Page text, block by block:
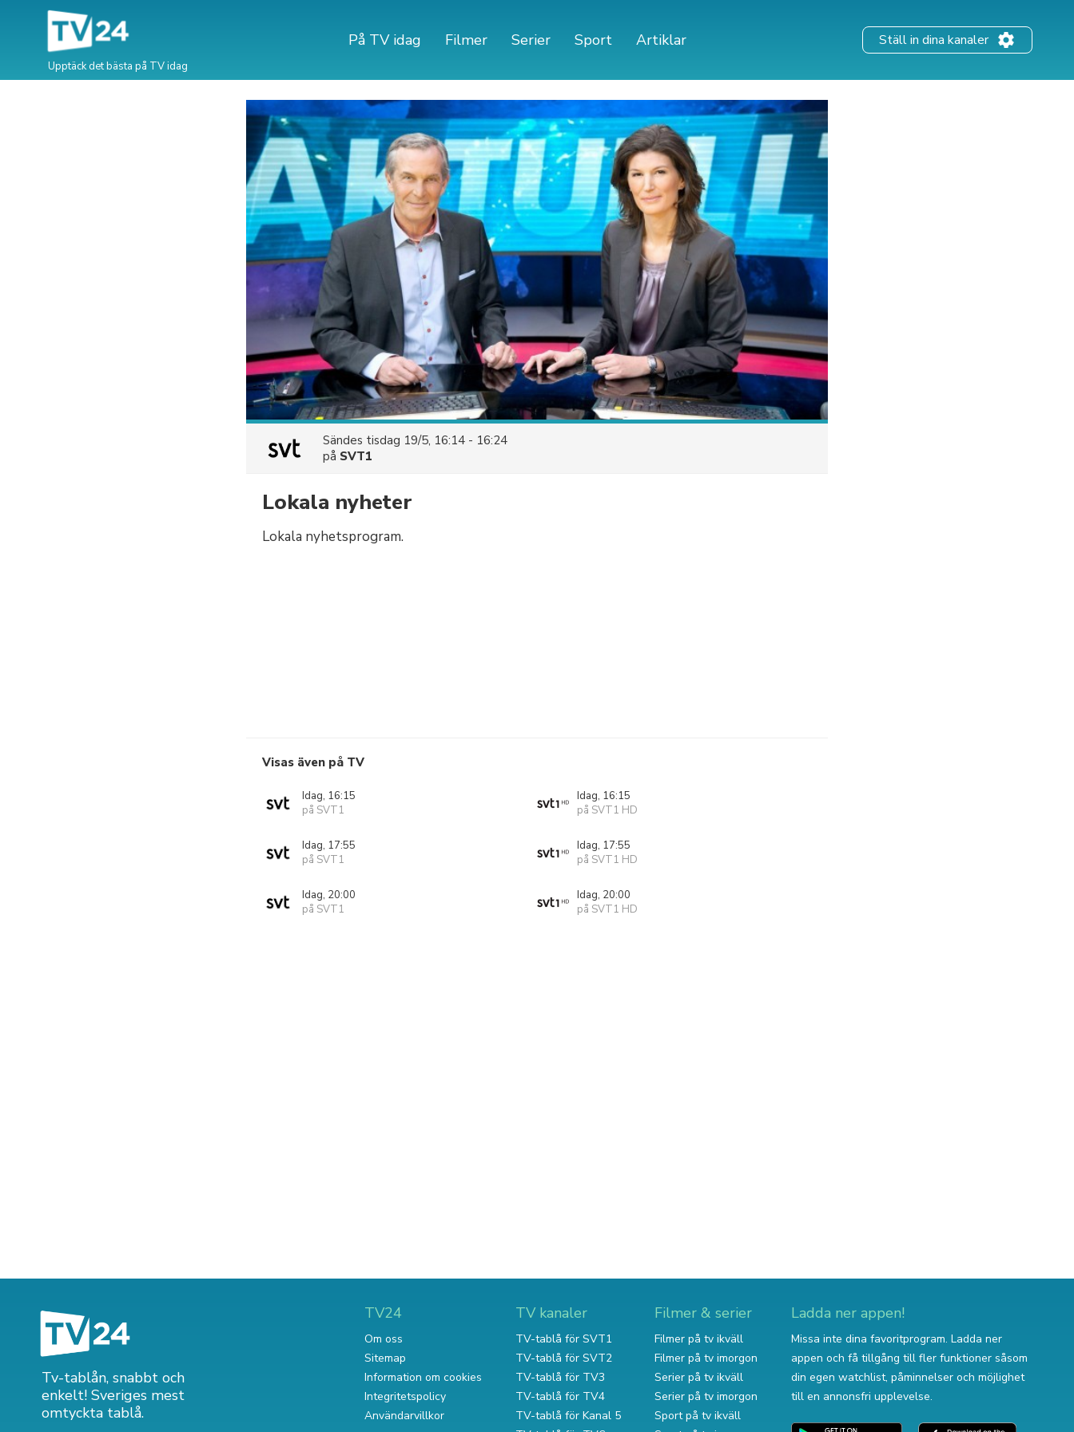
Upptäck det bästa på TV idag
På TV idag Filmer Serier Sport Artiklar Ställ in dina kanaler
Sändes tisdag 19/5, 16:14 - 16:24
på SVT1
Lokala nyheter
Lokala nyhetsprogram.
Visas även på TV
Idag, 16:15
på SVT1
Idag, 16:15
på SVT1 HD
Idag, 17:55
på SVT1
Idag, 17:55
på SVT1 HD
Idag, 20:00
på SVT1
Idag, 20:00
på SVT1 HD
Tv-tablån, snabbt och
enkelt! Sveriges mest
omtyckta tablå.
TV24
Om oss
Sitemap
Information om cookies
Integritetspolicy
Användarvillkor
TV kanaler
TV-tablå för SVT1
TV-tablå för SVT2
TV-tablå för TV3
TV-tablå för TV4
TV-tablå för Kanal 5
Filmer & serier
Filmer på tv ikväll
Filmer på tv imorgon
Serier på tv ikväll
Serier på tv imorgon
Sport på tv ikväll
Ladda ner appen!
Missa inte dina favoritprogram. Ladda ner
appen och få tillgång till fler funktioner såsom
din egen watchlist, påminnelser och möjlighet
till en annonsfri upplevelse.